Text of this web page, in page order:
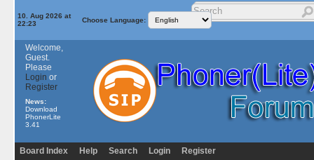
10. Aug 2026 at
22:23
Choose Language:
Welcome,
Guest.
Please
Login or
Register
News:
Download
PhonerLite
3.41
Board Index Help Search Login Register